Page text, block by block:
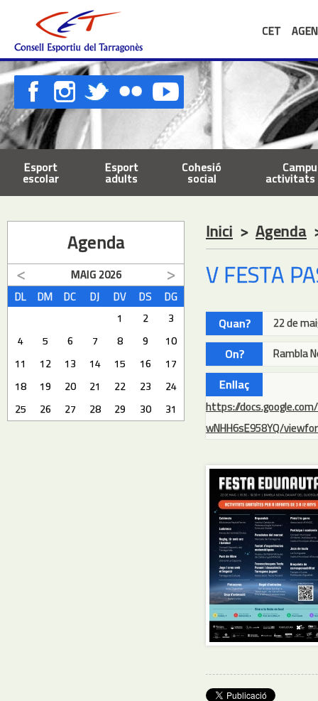
CET
Esport
escolar
Esport
adults
Cohesió
social activitats
Agenda
MAIG2026
DL
DM DC DJ DV DS DG
1 2
3
4
5 6 7 8 9
10
11
12 13 14 15 16
17
18
19 20 21 22 23
24
25
26 27 28 29 30 31
Inici > Agenda
V FESTA
Quan? 22 de
On? Rambla
Enllaç
https://
wNHH6sE958YQ/